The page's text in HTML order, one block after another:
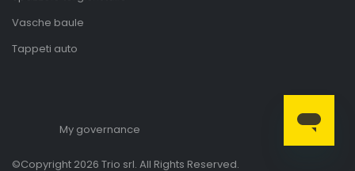
Vasche baule
Tappeti auto
My governance
©Copyright 2026 Trio srl. All Rights Reserved.